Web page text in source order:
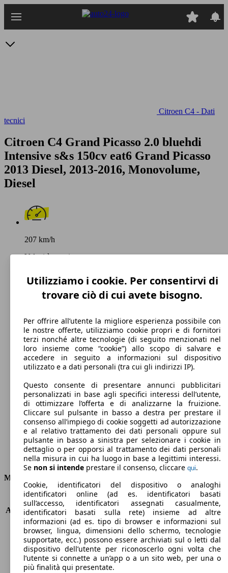
Citroen C4 - Dati
tecnici
Citroen C4 Grand Picasso 2.0 bluehdi
Intensive s&s 150cv eat6 Grand Picasso
2013 Diesel, 2013-2016, Monovolume,
Diesel
207 km/h
Velocità massima
Carburante
117 g/km
Emissioni di CO2 (combinato)*
Ø 4.5 l/100km
Consumi
Motore e Prestazioni
KW (PS)
110 kW (150 PS)
Accelerazione (0-100 km/h)
10.8s
Velocità massima (km/h)
207 km/h
Numero di marce
6
Coppia
370 nm
Cilindrata
1997 ccm
Carburante
Diesel
Utilizziamo i cookie. Per consentirvi di
trovare ciò di cui avete bisogno.
Per offrire all’utente la migliore esperienza possibile con
le nostre offerte, utilizziamo cookie propri e di fornitori
terzi nonché altre tecnologie (di seguito menzionati nel
loro insieme come “cookie”) allo scopo di salvare e
accedere in seguito a informazioni sul dispositivo
utilizzato e a dati personali (tra cui gli indirizzi IP).
Questo consente di presentare annunci pubblicitari
personalizzati in base agli specifici interessi dell’utente,
di ottimizzare l’offerta e di analizzarne la fruizione.
Cliccare sul pulsante in basso a destra per prestare il
consenso all’impiego di cookie soggetti ad autorizzazione
e al relativo trattamento dei dati personali oppure sul
pulsante in basso a sinistra per selezionare i cookie in
dettaglio o per opporsi al trattamento dei dati personali
nella misura in cui ha luogo in base a legittimi interessi.
Se non si intende prestare il consenso, cliccare qui.
Cookie, identificatori del dispositivo o analoghi
identificatori online (ad es. identificatori basati
sull’accesso, identificatori assegnati casualmente,
identificatori basati sulla rete) insieme ad altre
informazioni (ad es. tipo di browser e informazioni sul
browser, lingua, dimensioni dello schermo, tecnologie
supportate, ecc.) possono essere archiviati sul o letti dal
dispositivo dell’utente per riconoscerlo ogni volta che
l’utente si connette a un’app o a un sito web, per una o
più finalità qui presentate.